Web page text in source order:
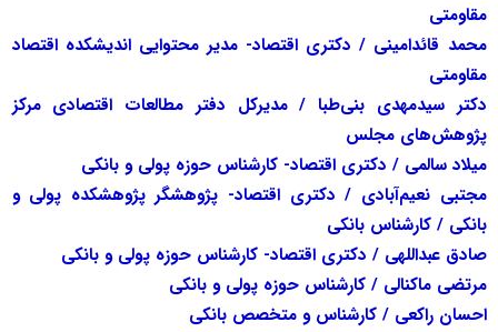
مقاومتی
محمد قائدامینی / دکتری اقتصاد- مدیر محتوایی اندیشکده اقتصاد
مقاومتی
دکتر سیدمهدی بنی‌طبا / مدیرکل دفتر مطالعات اقتصادی مرکز
پژوهش‌های مجلس
میلاد سالمی / دکتری اقتصاد- کارشناس حوزه پولی و بانکی
مجتبی نعیم‌آبادی / دکتری اقتصاد- پژوهشگر پژوهشکده پولی و
بانکی / کارشناس بانکی
صادق عبداللهی / دکتری اقتصاد- کارشناس حوزه پولی و بانکی
مرتضی ماکنالی / کارشناس حوزه پولی و بانکی
احسان راکعی / کارشناس و متخصص بانکی